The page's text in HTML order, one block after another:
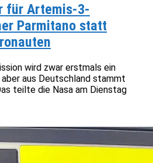
für Artemis-3-
Parmitano statt
wird zwar erstmals ein
aus Deutschland stammt
teilte die Nasa am Dienstag